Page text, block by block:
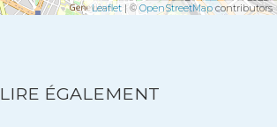
Leaflet | © OpenStreetMapcontributors
LIRE ÉGALEMENT